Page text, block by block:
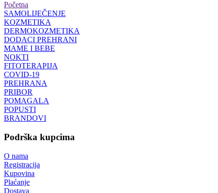
Početna
SAMOLIJEČENJE
KOZMETIKA
DERMOKOZMETIKA
DODACI PREHRANI
MAME I BEBE
NOKTI
FITOTERAPIJA
COVID-19
PREHRANA
PRIBOR
POMAGALA
POPUSTI
BRANDOVI
Podrška kupcima
O nama
Registracija
Kupovina
Plaćanje
Dostava